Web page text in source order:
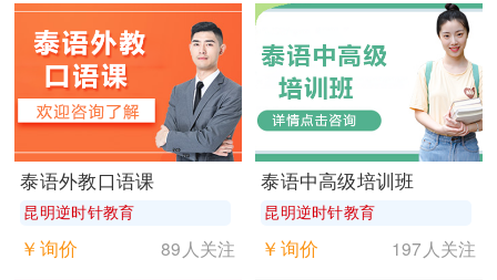
泰语外教口语课
昆明逆时针教育
￥询价 89人关注
泰语中高级培训班
昆明逆时针教育
￥询价 197人关注